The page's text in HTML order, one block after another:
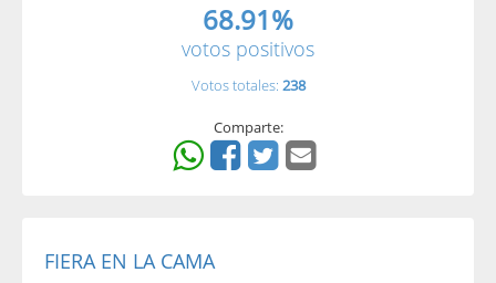
68.91%
votos positivos
Votos totales: 238
Comparte:
FIERA EN LA CAMA